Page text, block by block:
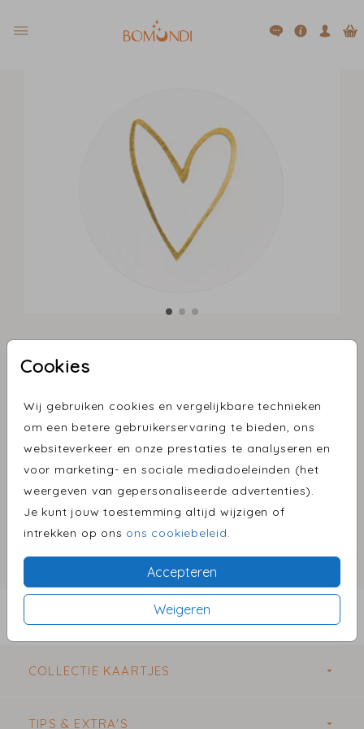
Cookies
Wij gebruiken cookies en vergelijkbare technieken
om een betere gebruikerservaring te bieden, ons
websiteverkeer en onze prestaties te analyseren en
voor marketing- en sociale mediadoeleinden (het
weergeven van gepersonaliseerde advertenties).
Je kunt jouw toestemming altijd wijzigen of
intrekken op ons ons cookiebeleid.
Accepteren
Weigeren
Goudfolie sluitzegel
Aantal x 25 zegels Prijs:€ 6,50
Omschrijving
x
per 25 zegels
BESTEL EEN PROEFDRUK VANAF €1,00
COLLECTIE KAARTJES
TIPS & EXTRA'S